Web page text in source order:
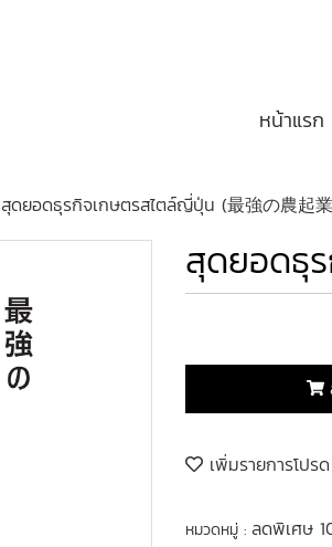
หน้าแรก
สุดยอดธุรกิจเกษตรสไตล์ญี่ปุ่น (最強の農起
สุดยอดธุ
เพิ่มรายการโปรด
หมวดหมู่ : ลดพิเศษ